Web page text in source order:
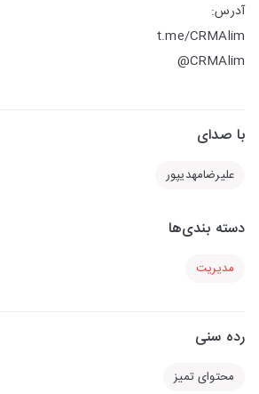
آدرس:
t.me/CRMAlim
CRMAlim@
با صدای
علیرضامهدیپور
دسته بندی‌ها
مدیریت
رده سنی
محتوای تمیز